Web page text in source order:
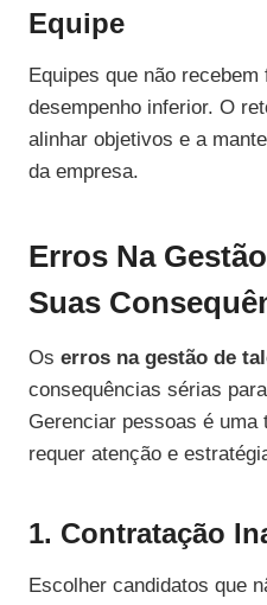
Equipe
Equipes que não
desempenho inferior. O
alinhar objetivos e a
da empresa.
Erros Na
Suas
Os erros na gestão de
consequências sérias
Gerenciar pessoas é uma
requer atenção e
1. Contratação
Escolher candidatos que